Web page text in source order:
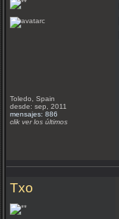
Toledo, Spain
desde: sep, 2011
mensajes: 886
clik ver los últimos
Txo